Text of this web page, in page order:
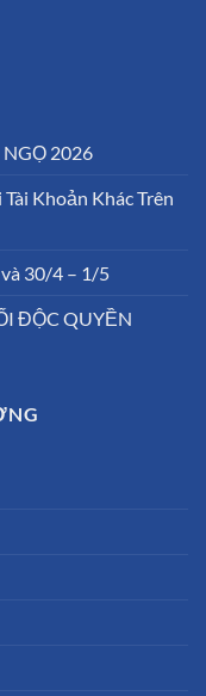
2026
Khoản Khác Trên
30/4 – 1/5
ĐỘC QUYỀN